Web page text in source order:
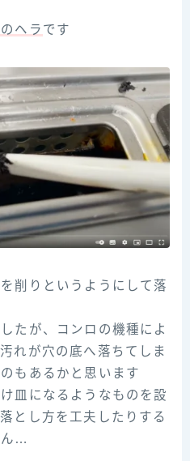
ヘラ です
削りというようにして落
たが、コンロの機種によ
れが穴の底へ落ちてしま
もあるかと思います
皿になるようなものを設
とし方を工夫したりする
ん…